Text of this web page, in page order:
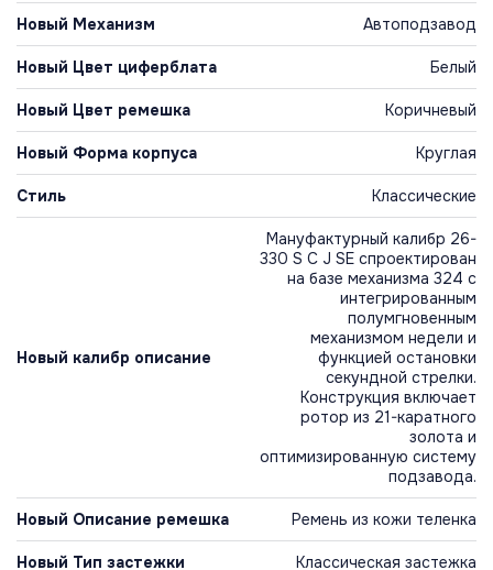
Новый Механизм Автоподзавод
Новый Цвет циферблата Белый
Новый Цвет ремешка Коричневый
Новый Форма корпуса Круглая
Стиль Классические
Новый калибр описание
Мануфактурный калибр 26-
330 S C J SE спроектирован
на базе механизма 324 с
интегрированным
полумгновенным
механизмом недели и
функцией остановки
секундной стрелки.
Конструкция включает
ротор из 21-каратного
золота и
оптимизированную систему
подзавода.
Новый Описание ремешка Ремень из кожи теленка
Новый Тип застежки Классическая застежка